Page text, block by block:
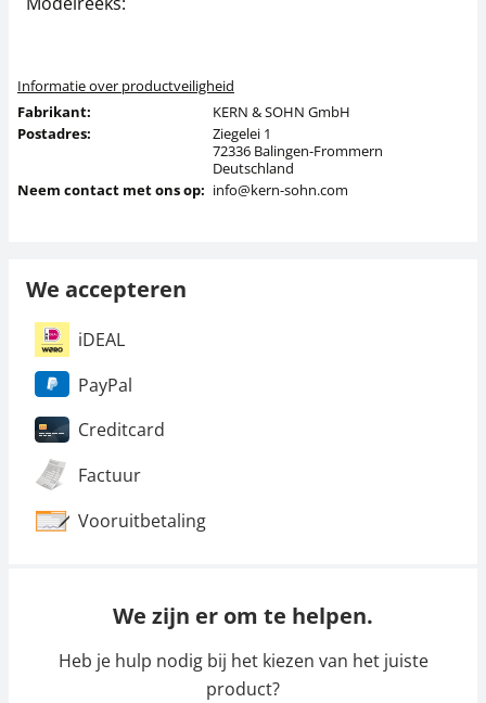
Informatie over productveiligheid
Fabrikant:
KERN & SOHN GmbH
Postadres:
Ziegelei 1
72336 Balingen-Frommern
Deutschland
Neem contact met ons op: info@kern-sohn.com
We accepteren
iDEAL
PayPal
Creditcard
Factuur
Vooruitbetaling
We zijn er om te helpen.
Heb je hulp nodig bij het kiezen van het juiste
product?